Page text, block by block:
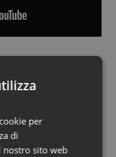
per
di
nostro sito web